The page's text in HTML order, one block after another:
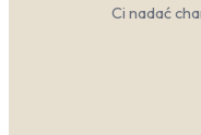
Ci nadać